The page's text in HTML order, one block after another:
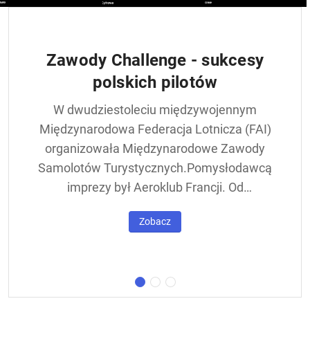
Zawody Challenge - sukcesy
polskich pilotów
W dwudziestoleciu międzywojennym
Międzynarodowa Federacja Lotnicza (FAI)
organizowała Międzynarodowe Zawody
Samolotów Turystycznych.Pomysłodawcą
imprezy był Aeroklub Francji. Od
de Tourisme – zawody nazywane były w
trasie znajdowała się m.in. Warszawa.
Zobacz